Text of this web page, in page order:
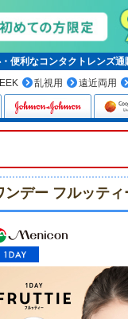
便利なコンタクトレンズ通
乱視用 遠近両用
ンデー フルッテ